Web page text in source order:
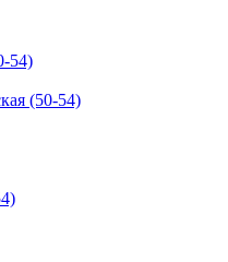
(50-54)